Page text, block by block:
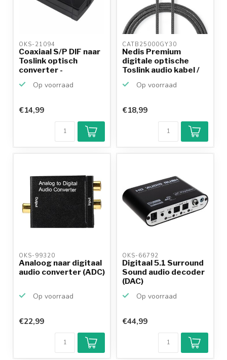
OKS-21094
Coaxiaal S/P DIF naar
Toslink optisch
converter -
Op voorraad
€14,99
CATB25000GY30
Nedis Premium
digitale optische
Toslink audio kabel /
Op voorraad
€18,99
OKS-99320
Analoog naar digitaal
audio converter (ADC)
Op voorraad
€22,99
OKS-66792
Digitaal 5.1 Surround
Sound audio decoder
(DAC)
Op voorraad
Klantenbeoordeling
9,2/10
Achteraf
betalen mogelijk
€44,99